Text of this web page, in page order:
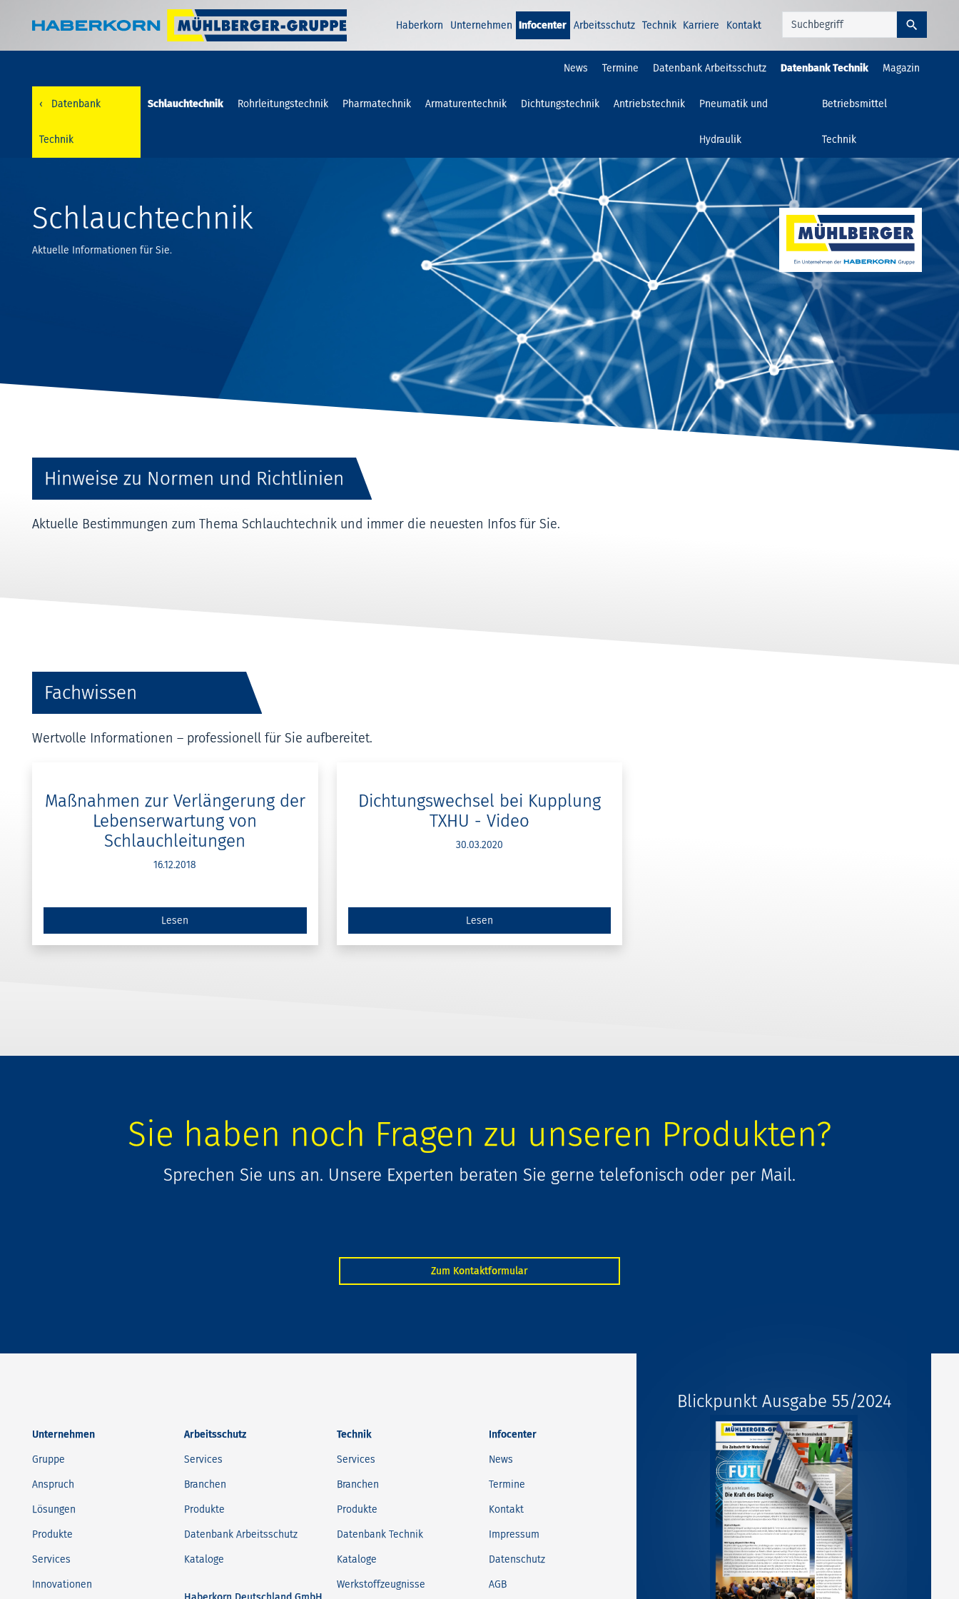
Haberkorn Unternehmen Infocenter Arbeitsschutz Technik Karriere Kontakt
News Termine Datenbank Arbeitsschutz Datenbank Technik Magazin
‹ Datenbank
Technik
Schlauchtechnik Rohrleitungstechnik Pharmatechnik Armaturentechnik Dichtungstechnik Antriebstechnik Pneumatik und
Hydraulik
Betriebsmittel
Technik
Schlauchtechnik
Aktuelle Informationen für Sie.
Hinweise zu Normen und Richtlinien
Aktuelle Bestimmungen zum Thema Schlauchtechnik und immer die neuesten Infos für Sie.
Fachwissen
Wertvolle Informationen – professionell für Sie aufbereitet.
Maßnahmen zur Verlängerung der
Lebenserwartung von
Schlauchleitungen
16.12.2018
Lesen
Dichtungswechsel bei Kupplung
TXHU - Video
30.03.2020
Lesen
Sie haben noch Fragen zu unseren Produkten?
Sprechen Sie uns an. Unsere Experten beraten Sie gerne telefonisch oder per Mail.
Zum Kontaktformular
Unternehmen
Gruppe
Anspruch
Lösungen
Produkte
Services
Innovationen
Arbeitsschutz
Services
Branchen
Produkte
Datenbank Arbeitsschutz
Kataloge
Technik
Services
Branchen
Produkte
Datenbank Technik
Kataloge
Werkstoffzeugnisse
Infocenter
News
Termine
Kontakt
Impressum
Datenschutz
AGB
Blickpunkt Ausgabe 55/2024